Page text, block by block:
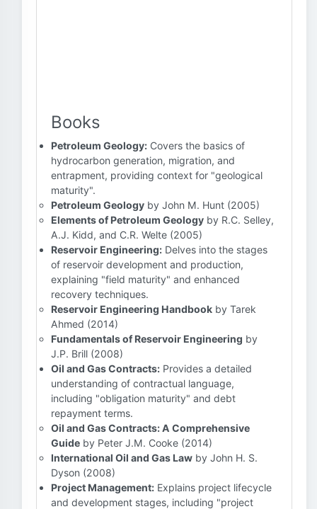
Books
Petroleum Geology: Covers the basics of
hydrocarbon generation, migration, and
entrapment, providing context for "geological
maturity".
Petroleum Geology by John M. Hunt (2005)
Elements of Petroleum Geology by R.C. Selley,
A.J. Kidd, and C.R. Welte (2005)
Reservoir Engineering: Delves into the stages
of reservoir development and production,
explaining "field maturity" and enhanced
recovery techniques.
Reservoir Engineering Handbook by Tarek
Ahmed (2014)
Fundamentals of Reservoir Engineering by
J.P. Brill (2008)
Oil and Gas Contracts: Provides a detailed
understanding of contractual language,
including "obligation maturity" and debt
repayment terms.
Oil and Gas Contracts: A Comprehensive
Guide by Peter J.M. Cooke (2014)
International Oil and Gas Law by John H. S.
Dyson (2008)
Project Management: Explains project lifecycle
and development stages, including "project